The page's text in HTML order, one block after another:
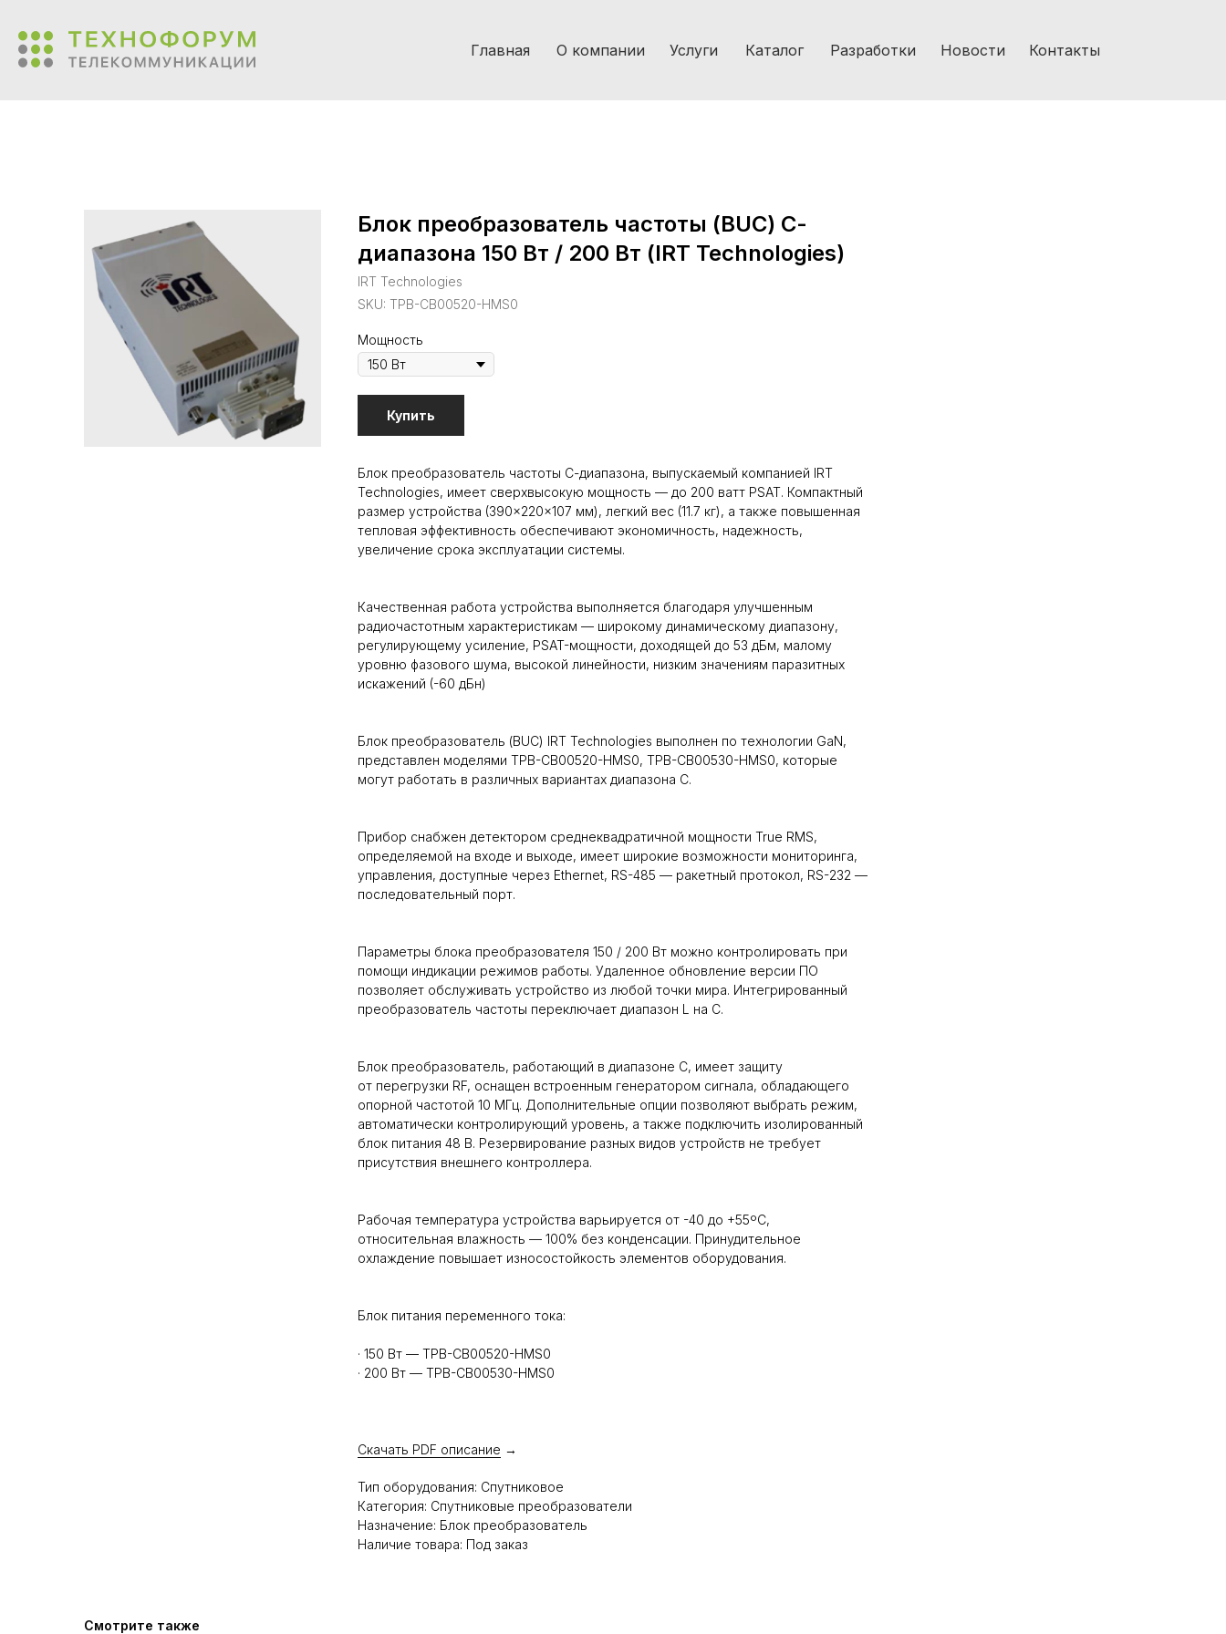
Главная О компании Услуги Каталог Разработки Новости Контакты
Блок преобразователь частоты (BUC) С-
диапазона 150 Вт / 200 Вт (IRT Technologies)
IRT Technologies
SKU: TPB-CB00520-HMS0
Мощность
Купить
Блок преобразователь частоты С-диапазона, выпускаемый компанией IRT
Technologies, имеет сверхвысокую мощность — до 200 ватт PSAT. Компактный
размер устройства (390×220×107 мм), легкий вес (11.7 кг), а также повышенная
тепловая эффективность обеспечивают экономичность, надежность,
увеличение срока эксплуатации системы.
Качественная работа устройства выполняется благодаря улучшенным
радиочастотным характеристикам — широкому динамическому диапазону,
регулирующему усиление, PSAT-мощности, доходящей до 53 дБм, малому
уровню фазового шума, высокой линейности, низким значениям паразитных
искажений (-60 дБн)
Блок преобразователь (BUC) IRT Technologies выполнен по технологии GaN,
представлен моделями TPB-CB00520-HMS0, TPB-CB00530-HMS0, которые
могут работать в различных вариантах диапазона С.
Прибор снабжен детектором среднеквадратичной мощности True RMS,
определяемой на входе и выходе, имеет широкие возможности мониторинга,
управления, доступные через Ethernet, RS-485 — ракетный протокол, RS-232 —
последовательный порт.
Параметры блока преобразователя 150 / 200 Вт можно контролировать при
помощи индикации режимов работы. Удаленное обновление версии ПО
позволяет обслуживать устройство из любой точки мира. Интегрированный
преобразователь частоты переключает диапазон L на С.
Блок преобразователь, работающий в диапазоне С, имеет защиту
от перегрузки RF, оснащен встроенным генератором сигнала, обладающего
опорной частотой 10 МГц. Дополнительные опции позволяют выбрать режим,
автоматически контролирующий уровень, а также подключить изолированный
блок питания 48 В. Резервирование разных видов устройств не требует
присутствия внешнего контроллера.
Рабочая температура устройства варьируется от -40 до +55ºC,
относительная влажность — 100% без конденсации. Принудительное
охлаждение повышает износостойкость элементов оборудования.
Блок питания переменного тока:
· 150 Вт — TPB-CB00520-HMS0
· 200 Вт — TPB-CB00530-HMS0
Скачать PDF описание →
Тип оборудования: Спутниковое
Категория: Спутниковые преобразователи
Назначение: Блок преобразователь
Наличие товара: Под заказ
Смотрите также